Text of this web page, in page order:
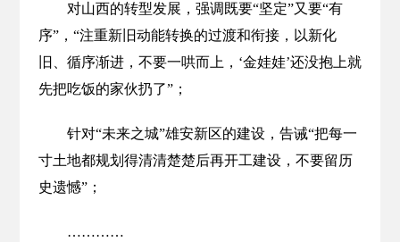
对山西的转型发展，强调既要“坚定”又要“有
序”，“注重新旧动能转换的过渡和衔接，以新化
旧、循序渐进，不要一哄而上，‘金娃娃’还没抱上就
先把吃饭的家伙扔了”；
针对“未来之城”雄安新区的建设，告诫“把每一
寸土地都规划得清清楚楚后再开工建设，不要留历
史遗憾”；
…………